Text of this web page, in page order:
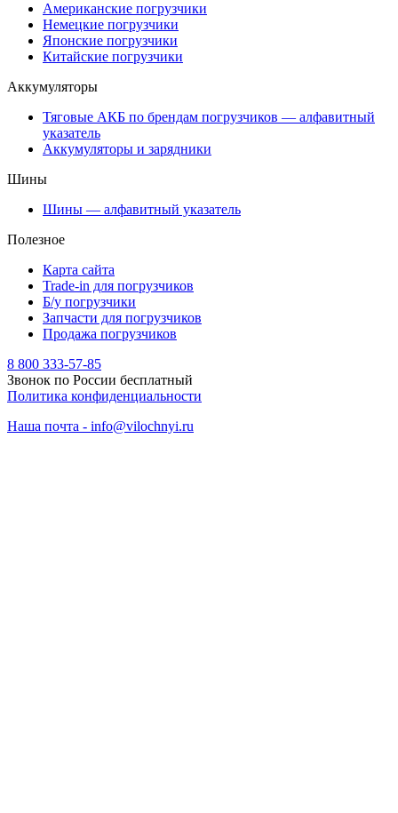
Американские погрузчики
Немецкие погрузчики
Японские погрузчики
Китайские погрузчики
Аккумуляторы
Тяговые АКБ по брендам погрузчиков — алфавитный
указатель
Аккумуляторы и зарядники
Шины
Шины — алфавитный указатель
Полезное
Карта сайта
Trade-in для погрузчиков
Б/у погрузчики
Запчасти для погрузчиков
Продажа погрузчиков
8 800 333-57-85
Звонок по России бесплатный
Политика конфиденциальности
Наша почта - info@vilochnyi.ru